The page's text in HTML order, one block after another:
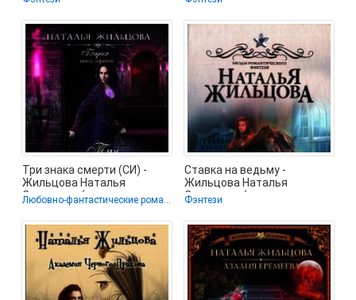
Три знака смерти (СИ) -
Жильцова Наталья
Сергеевна (читать книги
без сокращений
Любовно-фантастические романы / Детективная фантастика
Ставка на ведьму -
Жильцова Наталья
Сергеевна (электронные
Фэнтези